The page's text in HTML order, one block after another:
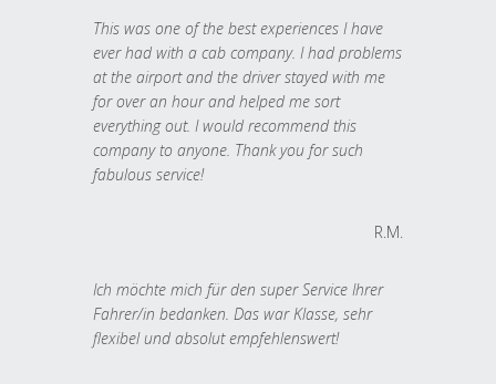
This was one of the best experiences I have
ever had with a cab company. I had problems
at the airport and the driver stayed with me
for over an hour and helped me sort
everything out. I would recommend this
company to anyone. Thank you for such
fabulous service!
R.M.
Ich möchte mich für den super Service Ihrer
Fahrer/in bedanken. Das war Klasse, sehr
flexibel und absolut empfehlenswert!